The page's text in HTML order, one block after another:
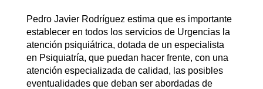
Pedro Javier Rodríguez estima que es importante
establecer en todos los servicios de Urgencias la
atención psiquiátrica, dotada de un especialista
en Psiquiatría, que puedan hacer frente, con una
atención especializada de calidad, las posibles
eventualidades que deban ser abordadas de